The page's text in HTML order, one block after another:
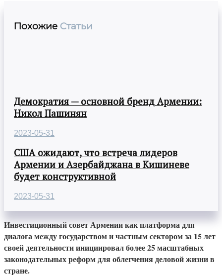
Похожие Статьи
Демократия — основной бренд Армении:
Никол Пашинян
2023-05-31
США ожидают, что встреча лидеров
Армении и Азербайджана в Кишиневе
будет конструктивной
2023-05-31
Инвестиционный совет Армении как платформа для
диалога между государством и частным сектором за 15 лет
своей деятельности инициировал более 25 масштабных
законодательных реформ для облегчения деловой жизни в
стране.